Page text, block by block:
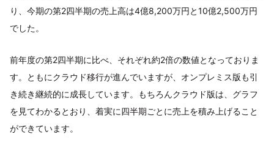
り、今期の第2四半期の売上高は4億8,200万円と10億2,500万円
でした。
前年度の第2四半期に比べ、それぞれ約2倍の数値となっておりま
す。ともにクラウド移行が進んでいますが、オンプレミス版も引
き続き継続的に成長しています。もちろんクラウド版は、グラフ
を見てわかるとおり、着実に四半期ごとに売上を積み上げること
ができています。